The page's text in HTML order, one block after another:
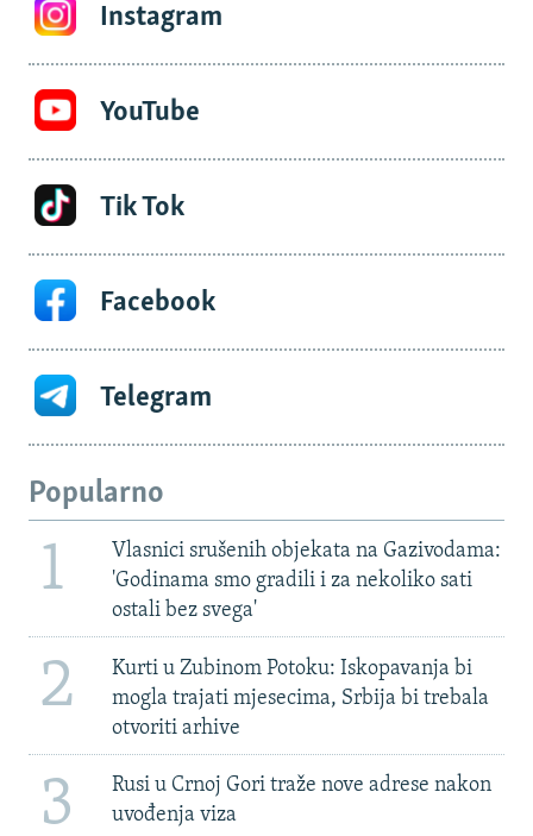
Instagram
YouTube
Tik Tok
Facebook
Telegram
Popularno
1
Vlasnici srušenih objekata na Gazivodama:
'Godinama smo gradili i za nekoliko sati
ostali bez svega'
2
Kurti u Zubinom Potoku: Iskopavanja bi
mogla trajati mjesecima, Srbija bi trebala
otvoriti arhive
3
Rusi u Crnoj Gori traže nove adrese nakon
uvođenja viza